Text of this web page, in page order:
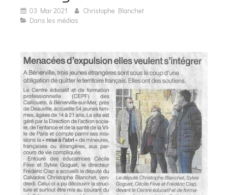
03 Mar 2021
Christophe Blanchet
Dans les médias